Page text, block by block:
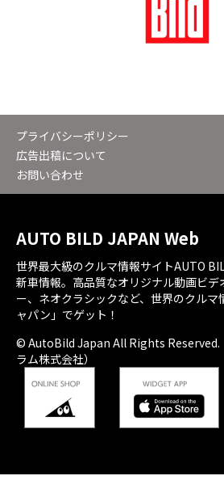
プライバシーポリシー
広告出稿について
お問い合わせ
AUTO BILD JAPAN Web
世界最大級のクルマ情報サイトAUTO
新車情報。高品質なオリジナル動画ビデ
ー、ネオクラシックなど、世界のクルマ
ャパン」でゲット！
© AutoBild Japan All Rights Reserved.
ラム株式会社）